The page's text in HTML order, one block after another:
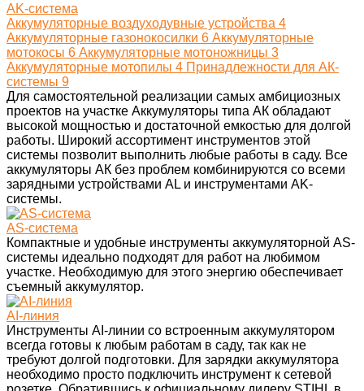
AK-система
Аккумуляторные воздуходувные устройства 4
Аккумуляторные газонокосилки 6 Аккумуляторные
мотокосы 6 Аккумуляторные мотоножницы 3
Аккумуляторные мотопилы 4 Принадлежности для АК-
системы 9
Для самостоятельной реализации самых амбициозных
проектов на участке Аккумуляторы типа АК обладают
высокой мощностью и достаточной емкостью для долгой
работы. Широкий ассортимент инструментов этой
системы позволит выполнить любые работы в саду. Все
аккумуляторы АК без проблем комбинируются со всеми
зарядными устройствами AL и инструментами AK-
системы.
AS-система
Компактные и удобные инструменты аккумуляторной AS-
системы идеально подходят для работ на любимом
участке. Необходимую для этого энергию обеспечивает
съемный аккумулятор.
AI-линия
Инструменты AI-линии со встроенным аккумулятором
всегда готовы к любым работам в саду, так как не
требуют долгой подготовки. Для зарядки аккумулятора
необходимо просто подключить инструмент к сетевой